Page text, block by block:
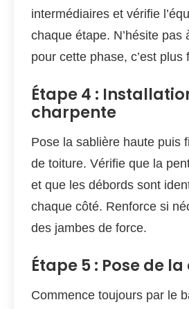
intermédiaires et vérifie
chaque étape. N’hésite pas
pour cette phase, c’est plus
Étape 4 :
charpente
Pose la sablière haute puis
de toiture. Vérifie que la
et que les débords sont
chaque côté. Renforce si
des jambes de force.
Étape 5 : Pose de
Commence toujours par le